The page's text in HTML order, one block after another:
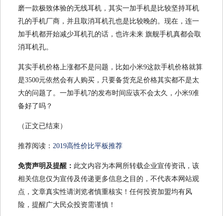
磨一款极致体验的无线耳机，其实一加手机是比较坚持耳机
孔的手机厂商，并且取消耳机孔也是比较晚的。现在，连一
加手机都开始减少耳机孔的话，也许未来 旗舰手机真都会取
消耳机孔。
其实手机价格上涨都不是问题，比如小米9这款手机价格就算
是3500元依然会有人购买，只要备货充足价格其实都不是太
大的问题了。一加手机7的发布时间应该不会太久，小米9准
备好了吗？
（正文已结束）
推荐阅读： 2019高性价比平板推荐
免责声明及提醒： 此文内容为本网所转载企业宣传资讯，该
相关信息仅为宣传及传递更多信息之目的，不代表本网站观
点，文章真实性请浏览者慎重核实！任何投资加盟均有风
险，提醒广大民众投资需谨慎！